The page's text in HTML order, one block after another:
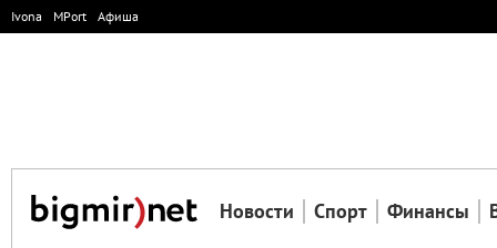
Ivona MPort Афиша
Новости Спорт Финансы